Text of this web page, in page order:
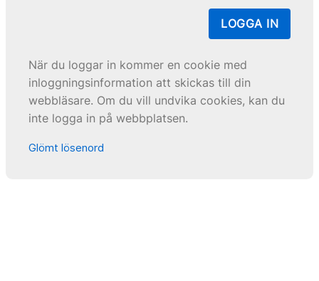
LOGGA IN
När du loggar in kommer en cookie med
inloggningsinformation att skickas till din
webbläsare. Om du vill undvika cookies, kan du
inte logga in på webbplatsen.
Glömt lösenord